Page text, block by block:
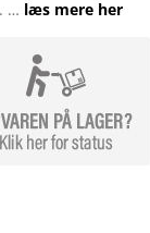
… læs mere her